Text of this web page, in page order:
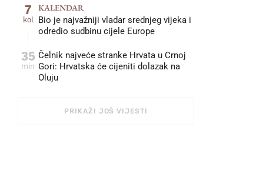
7
kol
KALENDAR
Bio je najvažniji vladar srednjeg vijeka i
odredio sudbinu cijele Europe
35
min
Čelnik najveće stranke Hrvata u Crnoj
Gori: Hrvatska će cijeniti dolazak na
Oluju
PRIKAŽI JOŠ VIJESTI